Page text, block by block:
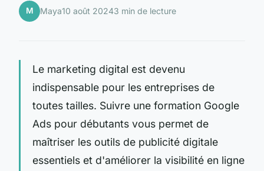
M Maya10 août 20243 min de lecture
Le marketing digital est devenu
indispensable pour les entreprises de
toutes tailles. Suivre une formation Google
Ads pour débutants vous permet de
maîtriser les outils de publicité digitale
essentiels et d'améliorer la visibilité en ligne